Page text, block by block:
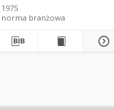
1975
norma branżowa